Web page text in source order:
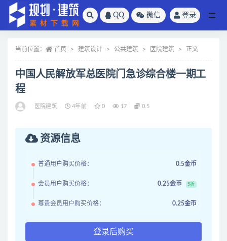
QQ 微信 登录
当前位置： 首页 建筑设计 公共建筑 医院建筑 正文
中国人民解放军总医院门急诊综合楼一期工
程
医院建筑 4年前 0 17 0.5
资源信息
普通用户购买价格： 0.5金币
会员用户购买价格： 0.25金币 5折
尊贵会员用户购买价格： 0.25金币
登录后购买
全部